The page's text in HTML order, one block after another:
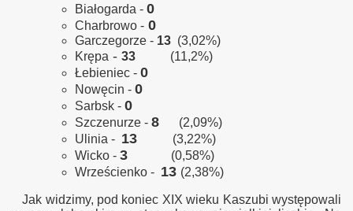
Białogarda - 0
Charbrowo - 0
Garczegorze - 13 (3,02%)
Krępa - 33 (11,2%)
Łebieniec - 0
Nowęcin - 0
Sarbsk - 0
Szczenurze - 8
(2,09%)
Ulinia - 13
(3,22%)
Wicko - 3
(0,58%)
Wrześcienko - 13 (2,38%)
Jak widzimy, pod koniec XIX wieku Kaszubi występowali